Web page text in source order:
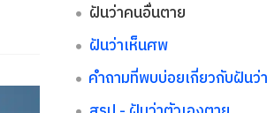
ฝันว่าคนอื่นตาย
ฝันว่าเห็นศพ